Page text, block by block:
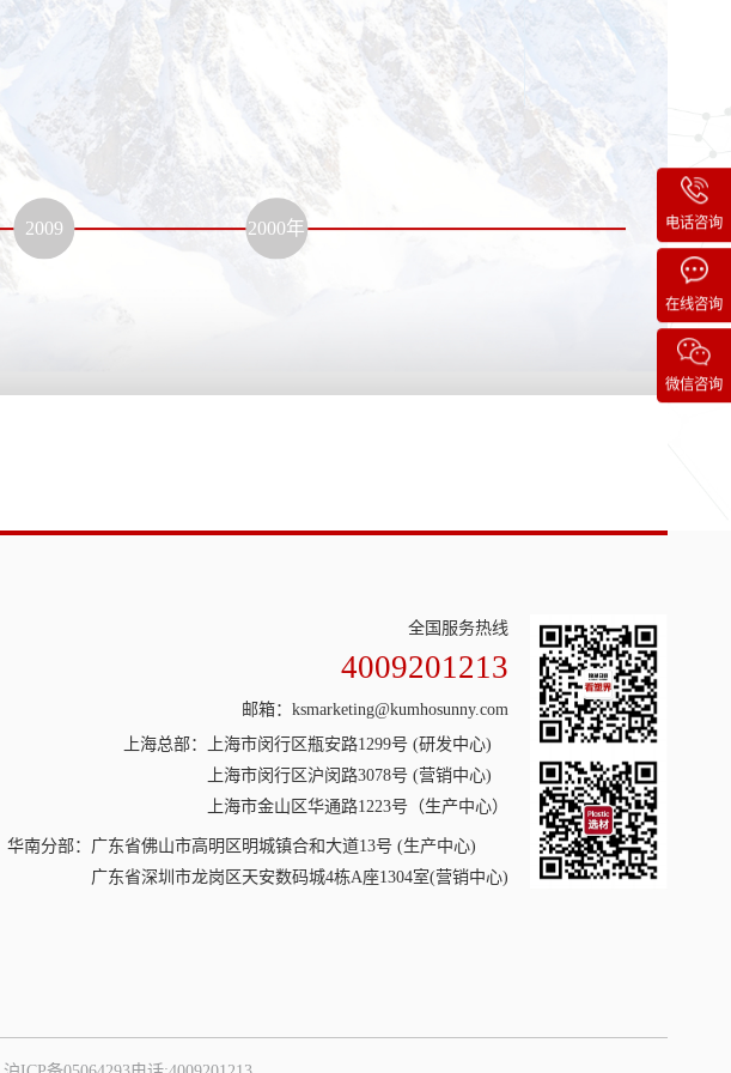
2009 2000年
全国服务热线
4009201213
邮箱：ksmarketing@kumhosunny.com
上海总部：
上海市闵行区瓶安路1299号 (研发中心)
上海市闵行区沪闵路3078号 (营销中心)
上海市金山区华通路1223号（生产中心）
华南分部： 广东省佛山市高明区明城镇合和大道13号 (生产中心)
广东省深圳市龙岗区天安数码城4栋A座1304室(营销中心)
电话咨询
在线咨询
微信咨询